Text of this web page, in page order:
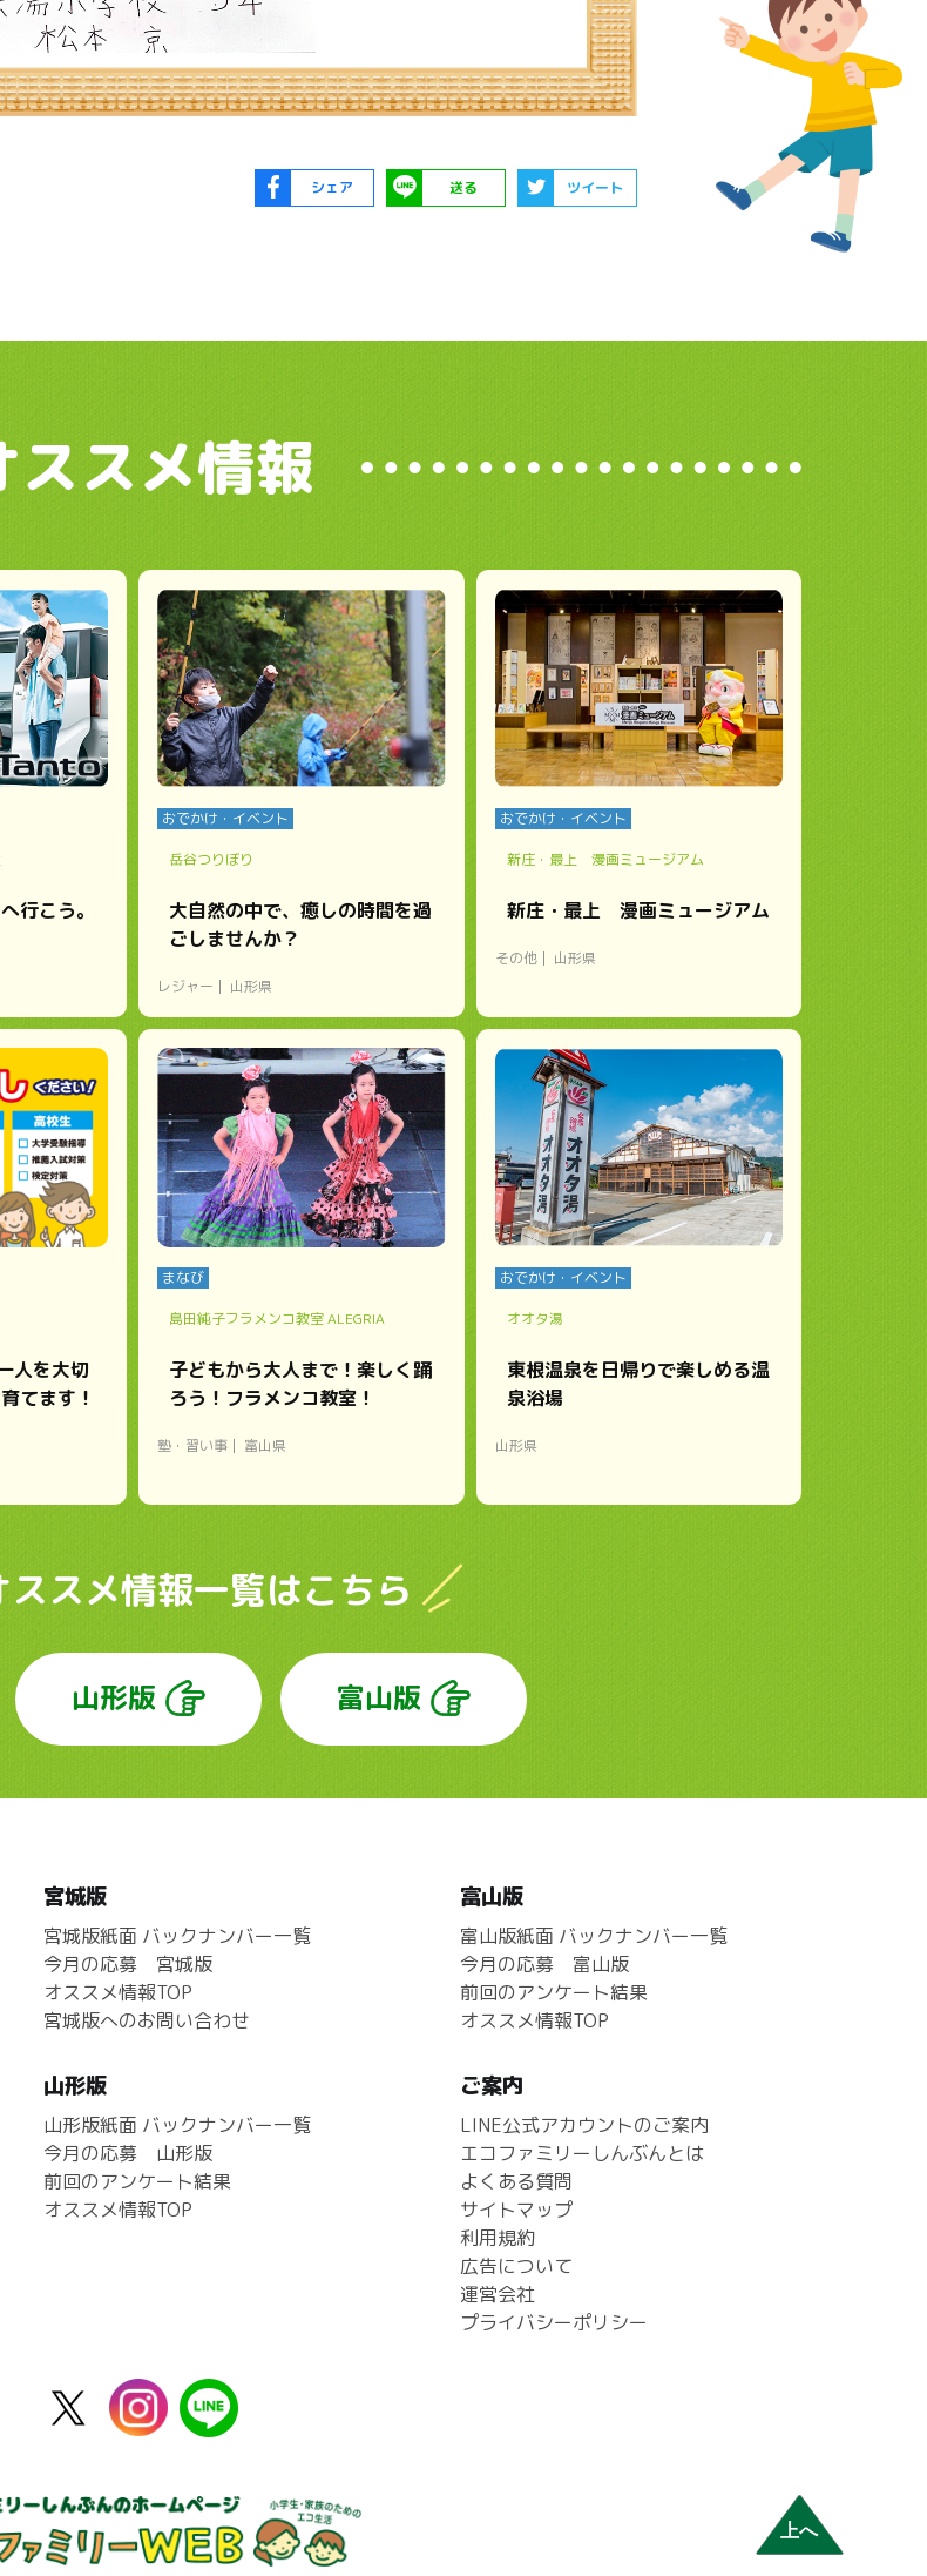
シェア 送る ツイート
ススメ情報
行こう。
おでかけ・イベント
岳谷つりぼり
大自然の中で、癒しの時間を過
ごしませんか？
レジャー 山形県
おでかけ・イベント
新庄・最上 漫画ミュージアム
新庄・最上 漫画ミュージアム
その他 山形県
人を大切
てます！
まなび
島田純子フラメンコ教室 ALEGRIA
子どもから大人まで！楽しく踊
ろう！フラメンコ教室！
塾・習い事 富山県
おでかけ・イベント
オオタ湯
東根温泉を日帰りで楽しめる温
泉浴場
山形県
スメ情報一覧はこちら
山形版 富山版
宮城版
宮城版紙面 バックナンバー一覧
今月の応募 宮城版
オススメ情報TOP
宮城版へのお問い合わせ
山形版
山形版紙面 バックナンバー一覧
今月の応募 山形版
前回のアンケート結果
オススメ情報TOP
富山版
富山版紙面 バックナンバー一覧
今月の応募 富山版
前回のアンケート結果
オススメ情報TOP
ご案内
LINE公式アカウントのご案内
エコファミリーしんぶんとは
よくある質問
サイトマップ
利用規約
広告について
運営会社
プライバシーポリシー
instagram
上へ